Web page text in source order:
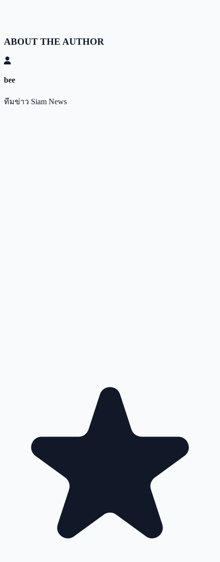
ABOUT THE AUTHOR
bee
ทีมข่าว Siam News